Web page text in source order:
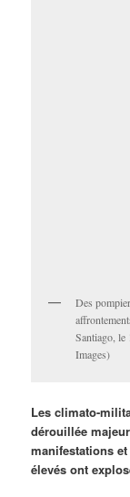
Des
Santiago,
Images)
Les climato-
dérouillée
manifestations
élevés ont